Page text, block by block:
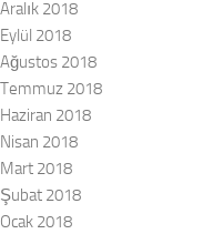
Aralık 2018
Eylül 2018
Ağustos 2018
Temmuz 2018
Haziran 2018
Nisan 2018
Mart 2018
Şubat 2018
Ocak 2018